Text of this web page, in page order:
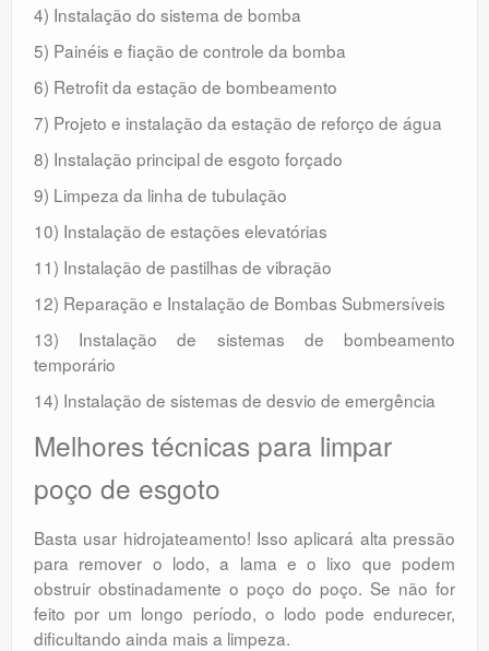
4) Instalação do sistema de bomba
5) Painéis e fiação de controle da bomba
6) Retrofit da estação de bombeamento
7) Projeto e instalação da estação de reforço de água
8) Instalação principal de esgoto forçado
9) Limpeza da linha de tubulação
10) Instalação de estações elevatórias
11) Instalação de pastilhas de vibração
12) Reparação e Instalação de Bombas Submersíveis
13) Instalação de sistemas de bombeamento
temporário
14) Instalação de sistemas de desvio de emergência
Melhores técnicas para limpar
poço de esgoto
Basta usar hidrojateamento! Isso aplicará alta pressão
para remover o lodo, a lama e o lixo que podem
obstruir obstinadamente o poço do poço. Se não for
feito por um longo período, o lodo pode endurecer,
dificultando ainda mais a limpeza.